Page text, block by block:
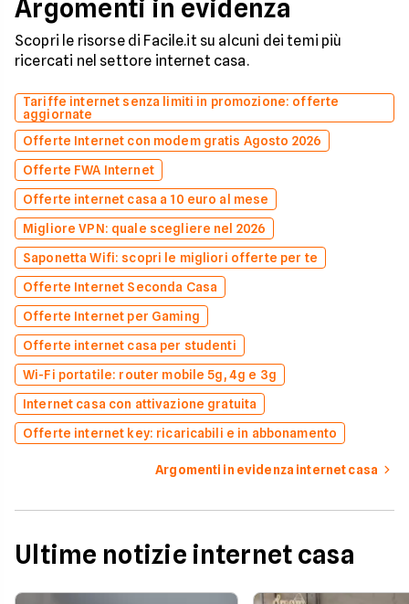
Argomenti in evidenza
Scopri le risorse di Facile.it su alcuni dei temi più
ricercati nel settore internet casa.
Tariffe internet senza limiti in promozione: offerte
aggiornate
Offerte Internet con modem gratis Agosto 2026
Offerte FWA Internet
Offerte internet casa a 10 euro al mese
Migliore VPN: quale scegliere nel 2026
Saponetta Wifi: scopri le migliori offerte per te
Offerte Internet Seconda Casa
Offerte Internet per Gaming
Offerte internet casa per studenti
Wi-Fi portatile: router mobile 5g, 4g e 3g
Internet casa con attivazione gratuita
Offerte internet key: ricaricabili e in abbonamento
Argomenti in evidenza internet casa
Ultime notizie internet casa